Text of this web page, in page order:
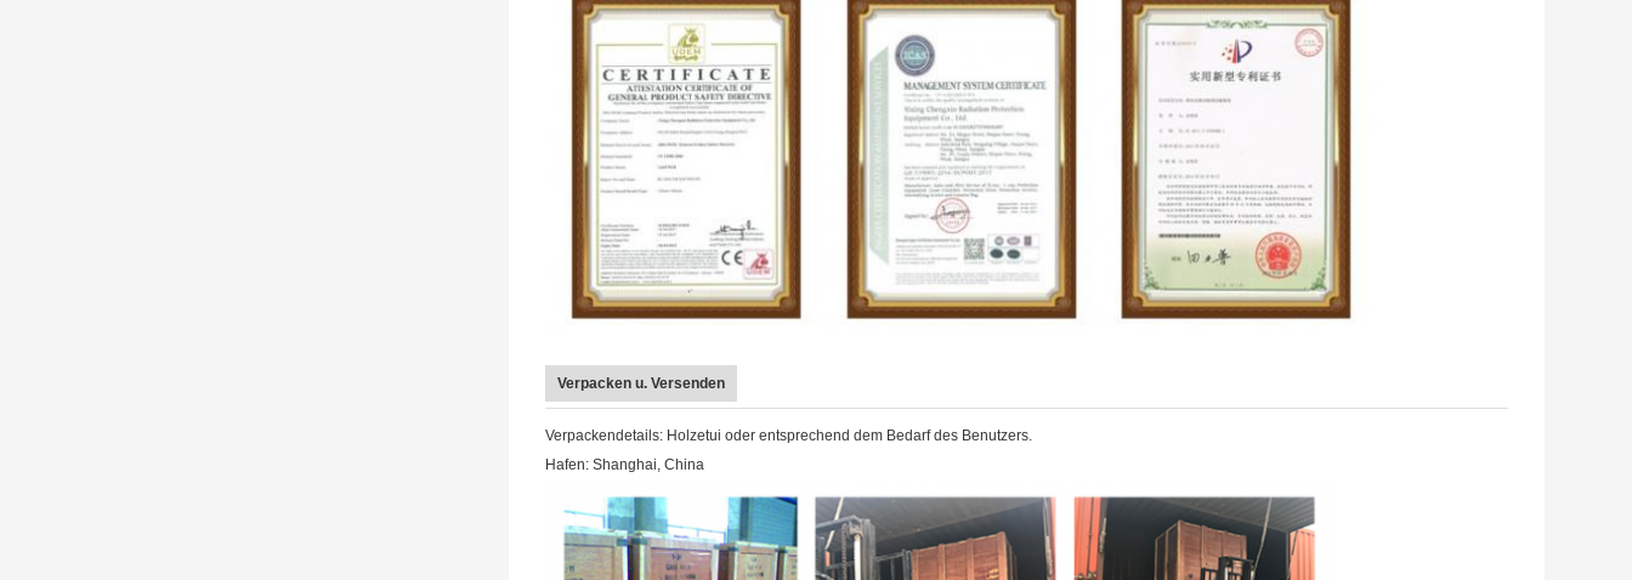
Verpacken u. Versenden
Verpackendetails: Holzetui oder entsprechend dem Bedarf des Benutzers.
Hafen: Shanghai, China